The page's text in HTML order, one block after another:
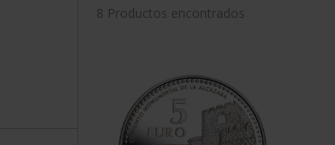
8 Productos encontrados